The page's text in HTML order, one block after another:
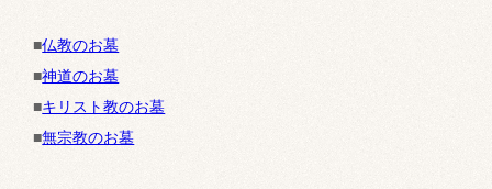
■仏教のお墓
■神道のお墓
■キリスト教のお墓
■無宗教のお墓